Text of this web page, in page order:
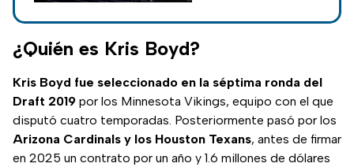
compromiso entre
Commanders.
¿Quién es Kris Boyd?
Kris Boyd fue seleccionado en la séptima ronda del
Draft 2019 por los Minnesota Vikings, equipo con el que
disputó cuatro temporadas. Posteriormente pasó por los
Arizona Cardinals y los Houston Texans, antes de firmar
en 2025 un contrato por un año y 1.6 millones de dólares